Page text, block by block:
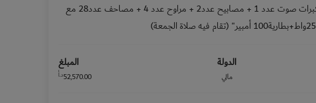
فرش مسجدحصير + مكبرات صوت عدد 1 + مصابيح عدد2 + مراوح عدد 4 + مصاحف عدد28 مع
الدولة
مالي
المبلغ
52,570.00د.أ